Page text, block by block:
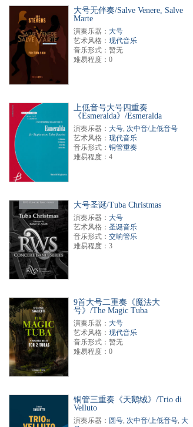
大号无伴奏/Salve Venere, Salve
Marte
演奏乐器： 大号
艺术风格： 现代音乐
音乐形式：暂无
难易程度：0
上低音号大号四重奏
《Esmeralda》/Esmeralda
演奏乐器： 大号, 次中音/上低音号
艺术风格： 现代音乐
音乐形式： 铜管重奏
难易程度：4
大号圣诞/Tuba Christmas
演奏乐器： 大号
艺术风格： 圣诞音乐
音乐形式： 交响管乐
难易程度：3
9首大号二重奏《魔法大
号》/The Magic Tuba
演奏乐器： 大号
艺术风格： 现代音乐
音乐形式：暂无
难易程度：0
铜管三重奏《天鹅绒》/Trio di
Velluto
演奏乐器： 圆号, 次中音/上低音号, 大